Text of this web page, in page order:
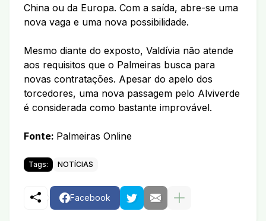
China ou da Europa. Com a saída, abre-se uma
nova vaga e uma nova possibilidade.
Mesmo diante do exposto, Valdívia não atende
aos requisitos que o Palmeiras busca para
novas contratações. Apesar do apelo dos
torcedores, uma nova passagem pelo Alviverde
é considerada como bastante improvável.
Fonte: Palmeiras Online
Tags: NOTÍCIAS
Facebook